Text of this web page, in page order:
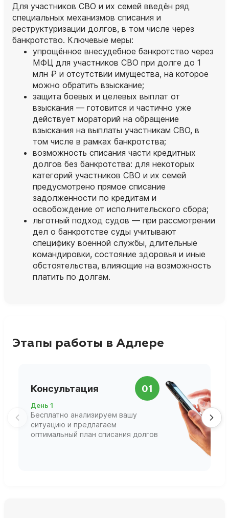
Для участников СВО и их семей введён ряд
специальных механизмов списания и
реструктуризации долгов, в том числе через
банкротство. Ключевые меры:
упрощённое внесудебное банкротство через
МФЦ для участников СВО при долге до 1
млн ₽ и отсутствии имущества, на которое
можно обратить взыскание;
защита боевых и целевых выплат от
взыскания — готовится и частично уже
действует мораторий на обращение
взыскания на выплаты участникам СВО, в
том числе в рамках банкротства;
возможность списания части кредитных
долгов без банкротства: для некоторых
категорий участников СВО и их семей
предусмотрено прямое списание
задолженности по кредитам и
освобождение от исполнительского сбора;
льготный подход судов — при рассмотрении
дел о банкротстве суды учитывают
специфику военной службы, длительные
командировки, состояние здоровья и иные
обстоятельства, влияющие на возможность
платить по долгам.
Этапы работы в Адлере
Консультация 01
День 1
Бесплатно анализируем вашу
ситуацию и предлагаем
оптимальный план списания долгов